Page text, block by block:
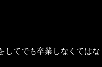
してでも卒業しなくては